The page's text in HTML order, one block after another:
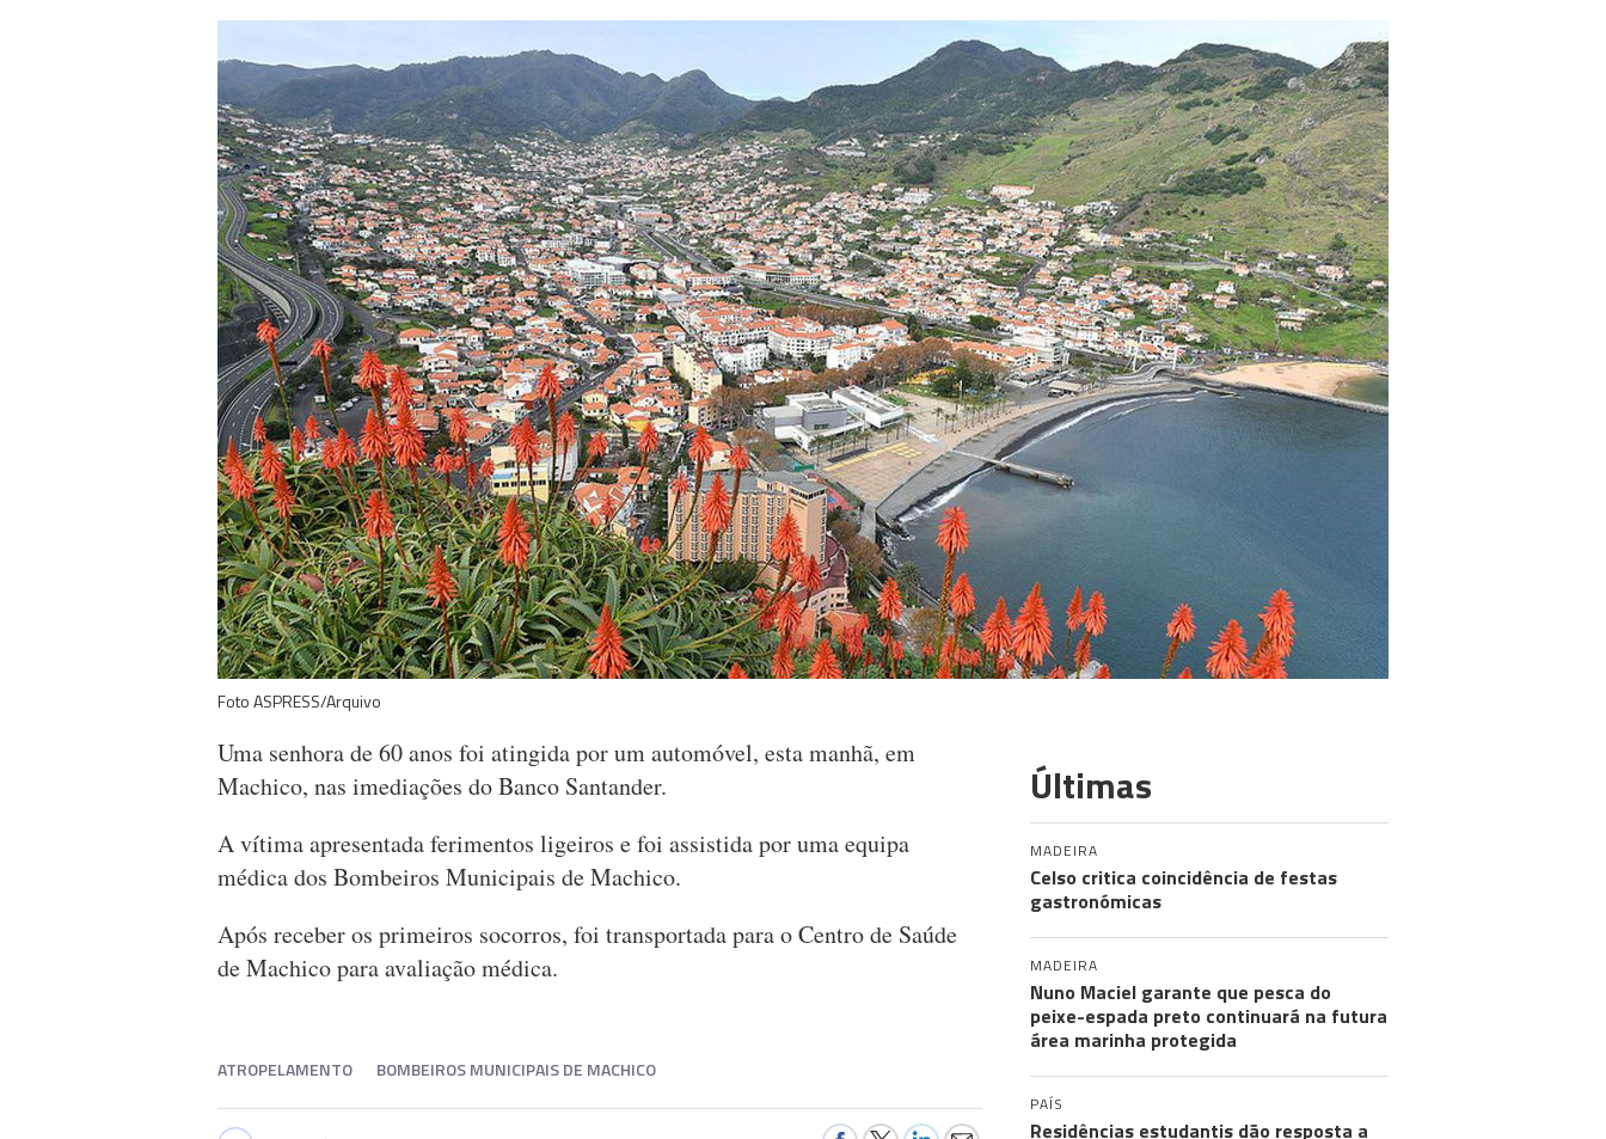
Foto ASPRESS/Arquivo
Uma senhora de 60 anos foi atingida por um automóvel, esta manhã, em
Machico, nas imediações do Banco Santander.
A vítima apresentada ferimentos ligeiros e foi assistida por uma equipa
médica dos Bombeiros Municipais de Machico.
Após receber os primeiros socorros, foi transportada para o Centro de Saúde
de Machico para avaliação médica.
ATROPELAMENTO BOMBEIROS MUNICIPAIS DE MACHICO
Últimas
MADEIRA
Celso critica coincidência de festas
gastronómicas
MADEIRA
Nuno Maciel garante que pesca do
peixe-espada preto continuará na futura
área marinha protegida
PAÍS
Residências estudantis dão resposta a